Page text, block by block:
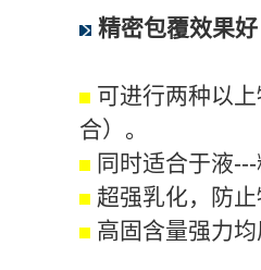
精密包覆效果好
可进行两种以上
合）。
同时适合于液---
超强乳化，防止
高固含量强力均